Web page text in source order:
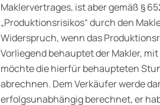
Maklervertrages, ist aber gemäß §
„Produktionsrisikos“ durch den
Widerspruch, wenn das
Vorliegend behauptet der Makler,
möchte die hierfür behaupteten
abrechnen. Dem Verkäufer werde
erfolgsunabhängig berechnet, er